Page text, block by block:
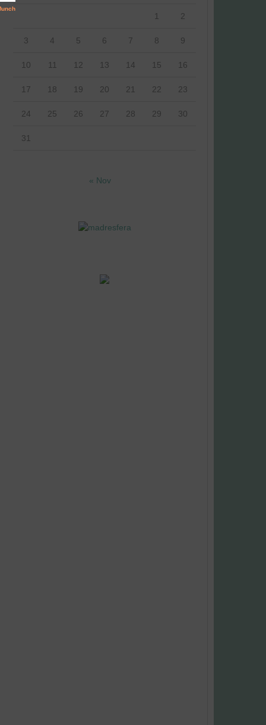
1 2
3 4 5 6 7 8 9
10 11 12 13 14 15 16
17 18 19 20 21 22 23
24 25 26 27 28 29 30
31
« Nov